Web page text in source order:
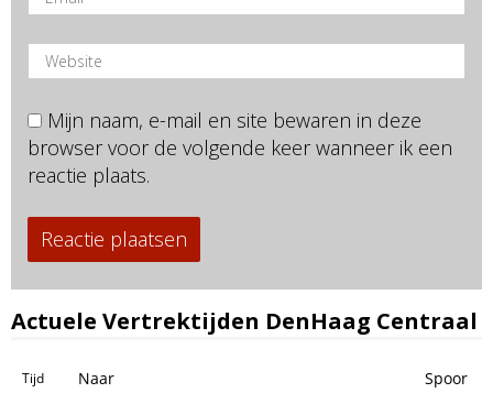
Mijn naam, e-mail en site bewaren in deze
browser voor de volgende keer wanneer ik een
reactie plaats.
Actuele Vertrektijden DenHaag Centraal